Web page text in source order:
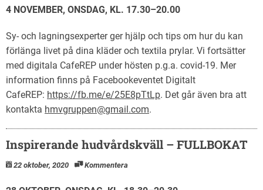
4 NOVEMBER, ONSDAG, KL. 17.30–20.00
Sy- och lagningsexperter ger hjälp och tips om hur du kan
förlänga livet på dina kläder och textila prylar. Vi fortsätter
med digitala CafeREP under hösten p.g.a. covid-19. Mer
information finns på Facebookeventet Digitalt
CafeREP: https://fb.me/e/25E8pTtLp. Det går även bra att
kontakta hmvgruppen@gmail.com.
Inspirerande hudvårdskväll – FULLBOKAT
22 oktober, 2020 Kommentera